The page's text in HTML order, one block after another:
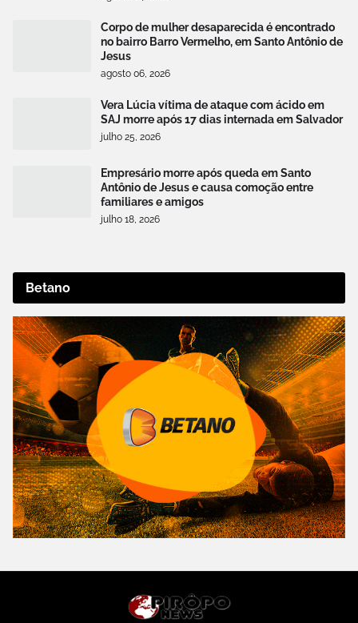
Corpo de mulher desaparecida é encontrado
no bairro Barro Vermelho, em Santo Antônio de
Jesus
agosto 06, 2026
Vera Lúcia vítima de ataque com ácido em
SAJ morre após 17 dias internada em Salvador
julho 25, 2026
Empresário morre após queda em Santo
Antônio de Jesus e causa comoção entre
familiares e amigos
julho 18, 2026
Betano